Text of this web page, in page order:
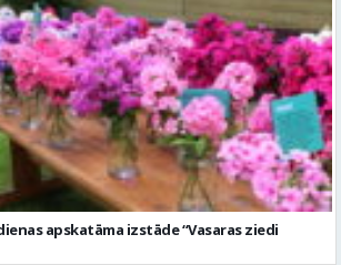
apskatāma izstāde “Vasaras ziedi